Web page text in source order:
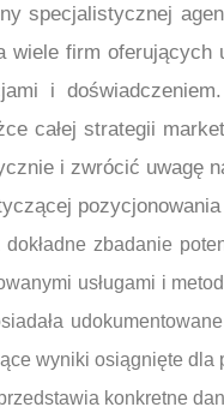
specjalistycznej
wiele firm oferujących
i
całej strategii
i zwrócić uwagę
zbadanie
usługami i
wyniki osiągnięte
konkretne